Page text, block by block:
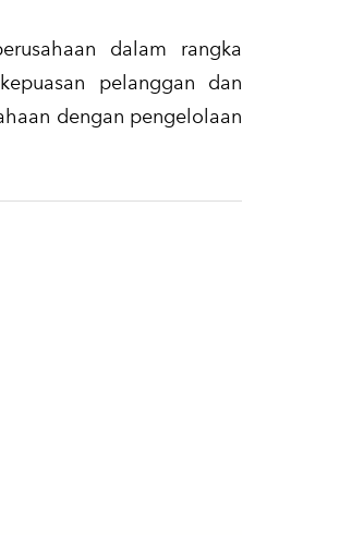
dalam rangka
pelanggan dan
dengan pengelolaan